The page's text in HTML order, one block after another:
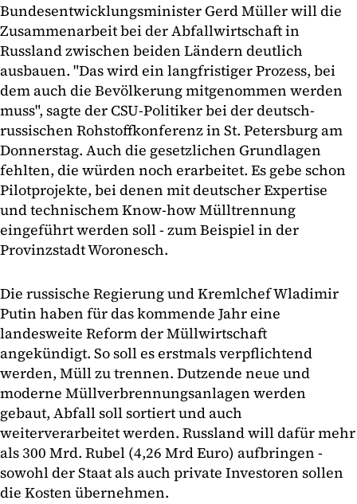
Bundesentwicklungsminister Gerd Müller will die
Zusammenarbeit bei der Abfallwirtschaft in
Russland zwischen beiden Ländern deutlich
ausbauen. "Das wird ein langfristiger Prozess, bei
dem auch die Bevölkerung mitgenommen werden
muss", sagte der CSU-Politiker bei der deutsch-
russischen Rohstoffkonferenz in St. Petersburg am
Donnerstag. Auch die gesetzlichen Grundlagen
fehlten, die würden noch erarbeitet. Es gebe schon
Pilotprojekte, bei denen mit deutscher Expertise
und technischem Know-how Mülltrennung
eingeführt werden soll - zum Beispiel in der
Provinzstadt Woronesch.
Die russische Regierung und Kremlchef Wladimir
Putin haben für das kommende Jahr eine
landesweite Reform der Müllwirtschaft
angekündigt. So soll es erstmals verpflichtend
werden, Müll zu trennen. Dutzende neue und
moderne Müllverbrennungsanlagen werden
gebaut, Abfall soll sortiert und auch
weiterverarbeitet werden. Russland will dafür mehr
als 300 Mrd. Rubel (4,26 Mrd Euro) aufbringen -
sowohl der Staat als auch private Investoren sollen
die Kosten übernehmen.